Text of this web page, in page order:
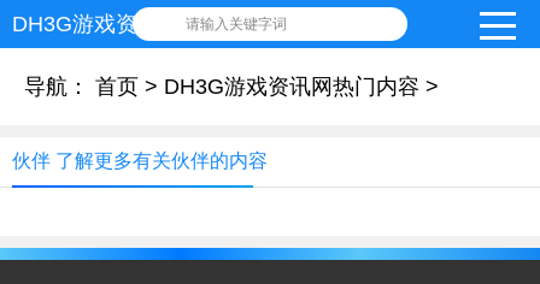
DH3G游戏资讯网 请输入关键字词
导航： 首页 > DH3G游戏资讯网热门内容 >
伙伴 了解更多有关伙伴的内容